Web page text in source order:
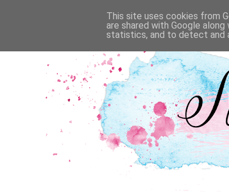
This site uses cookies from
are shared with Google
statistics, and to detect and